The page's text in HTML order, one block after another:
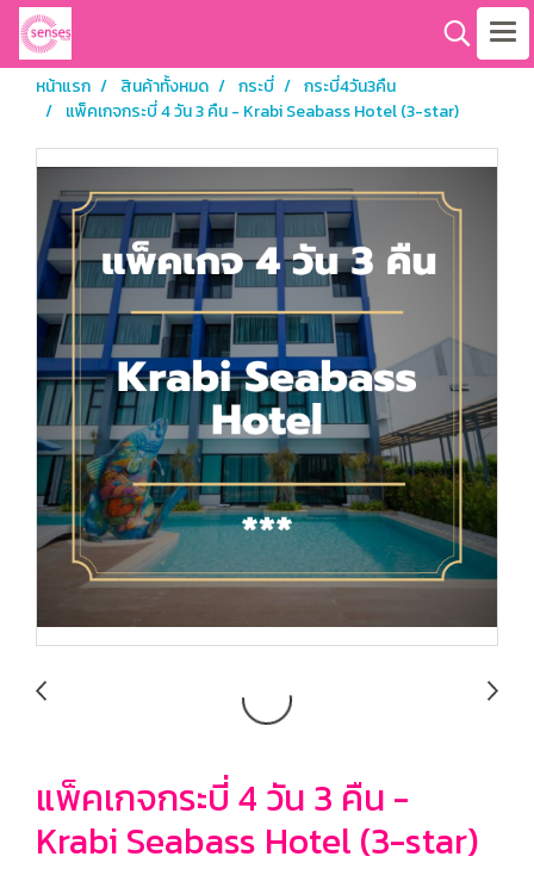
หน้าแรก สินค้าทั้งหมด กระบี่
กระบี่4วัน3คืน
แพ็คเกจกระบี่ 4 วัน 3 คืน - Krabi Seabass Hotel (3-star)
แพ็คเกจกระบี่ 4 วัน 3 คืน -
Krabi Seabass Hotel (3-star)